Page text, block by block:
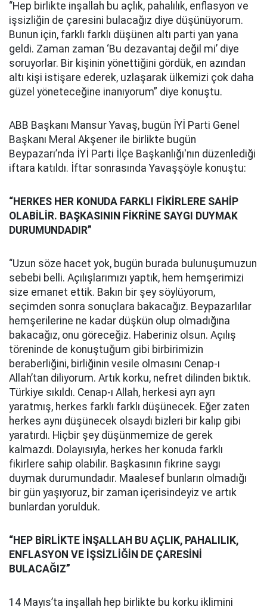
“Hep birlikte inşallah bu açlık, pahalılık, enflasyon ve
işsizliğin de çaresini bulacağız diye düşünüyorum.
Bunun için, farklı farklı düşünen altı parti yan yana
geldi. Zaman zaman ‘Bu dezavantaj değil mi’ diye
soruyorlar. Bir kişinin yönettiğini gördük, en azından
altı kişi istişare ederek, uzlaşarak ülkemizi çok daha
güzel yöneteceğine inanıyorum” diye konuştu.
ABB Başkanı Mansur Yavaş, bugün İYİ Parti Genel
Başkanı Meral Akşener ile birlikte bugün
Beypazarı’nda İYİ Parti İlçe Başkanlığı'nın düzenlediği
iftara katıldı. İftar sonrasında Yavaşşöyle konuştu:
“HERKES HER KONUDA FARKLI FİKİRLERE SAHİP
OLABİLİR. BAŞKASININ FİKRİNE SAYGI DUYMAK
DURUMUNDADIR”
“Uzun söze hacet yok, bugün burada bulunuşumuzun
sebebi belli. Açılışlarımızı yaptık, hem hemşerimizi
size emanet ettik. Bakın bir şey söylüyorum,
seçimden sonra sonuçlara bakacağız. Beypazarlılar
hemşerilerine ne kadar düşkün olup olmadığına
bakacağız, onu göreceğiz. Haberiniz olsun. Açılış
töreninde de konuştuğum gibi birbirimizin
beraberliğini, birliğinin vesile olmasını Cenap-ı
Allah’tan diliyorum. Artık korku, nefret dilinden bıktık.
Türkiye sıkıldı. Cenap-ı Allah, herkesi ayrı ayrı
yaratmış, herkes farklı farklı düşünecek. Eğer zaten
herkes aynı düşünecek olsaydı bizleri bir kalıp gibi
yaratırdı. Hiçbir şey düşünmemize de gerek
kalmazdı. Dolayısıyla, herkes her konuda farklı
fikirlere sahip olabilir. Başkasının fikrine saygı
duymak durumundadır. Maalesef bunların olmadığı
bir gün yaşıyoruz, bir zaman içerisindeyiz ve artık
bunlardan yorulduk.
“HEP BİRLİKTE İNŞALLAH BU AÇLIK, PAHALILIK,
ENFLASYON VE İŞSİZLİĞİN DE ÇARESİNİ
BULACAĞIZ”
14 Mayıs’ta inşallah hep birlikte bu korku iklimini